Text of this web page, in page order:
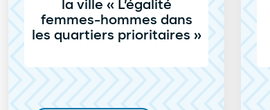
la ville « L’égalité
femmes-hommes dans
les quartiers prioritaires »